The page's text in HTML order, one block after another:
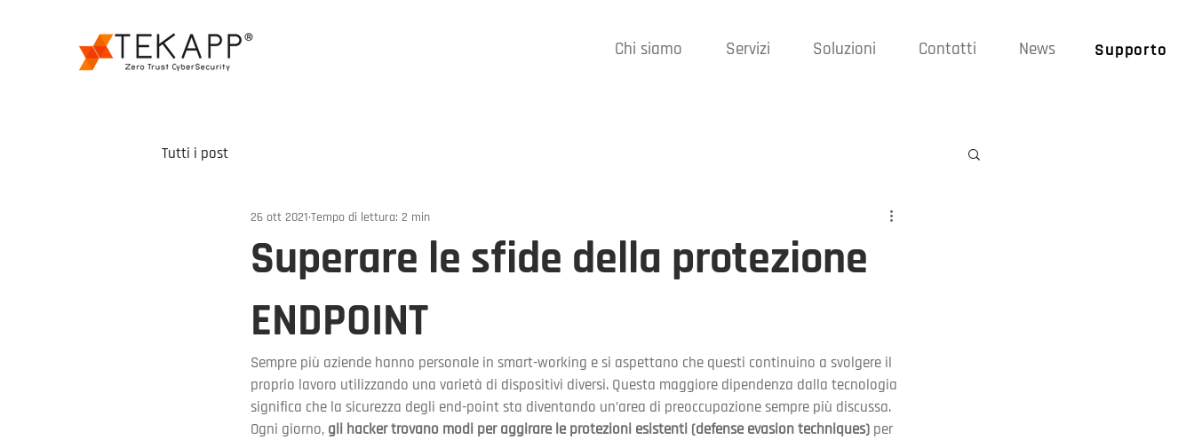
Chi siamo Servizi Soluzioni Contatti News Supporto
Tutti i post
Superare le sfide della protezione
ENDPOINT
26 ott 2021 Tempo di lettura: 2 min
Sempre più aziende hanno personale in smart-working e si aspettano che questi continuino a svolgere il
proprio lavoro utilizzando una varietà di dispositivi diversi. Questa maggiore dipendenza dalla tecnologia
significa che la sicurezza degli end-point sta diventando un’area di preoccupazione sempre più discussa.
Ogni giorno, gli hacker trovano modi per aggirare le protezioni esistenti (defense evasion techniques) per